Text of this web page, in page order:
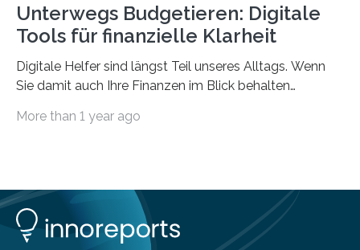
Unterwegs Budgetieren: Digitale
Tools für finanzielle Klarheit
Digitale Helfer sind längst Teil unseres Alltags. Wenn
Sie damit auch Ihre Finanzen im Blick behalten
die genau das ermöglichen: Sie helfen Ihnen, Ausgaben
Lösungen interessieren. 1. Multibanking-Tools: Alle
Konten auf einen Blick Viele Banken bieten bereits in
ihrem Online-Banking eine Multibanking-Funktion an,
More than 1 year ago